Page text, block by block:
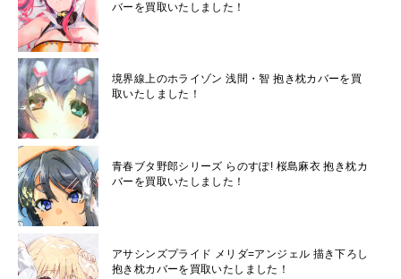
バーを買取いたしました！
境界線上のホライゾン 浅間・智 抱き枕カバーを買
取いたしました！
青春ブタ野郎シリーズ らのすぽ! 桜島麻衣 抱き枕カ
バーを買取いたしました！
アサシンズプライド メリダ=アンジェル 描き下ろし
抱き枕カバーを買取いたしました！